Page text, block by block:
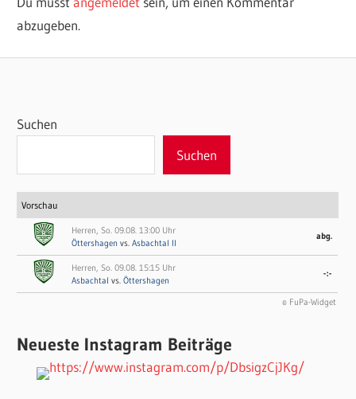
abzugeben.
Suchen
Suchen
Vorschau
Herren, So. 09.08. 13:00 Uhr
Öttershagenvs.Asbachtal II
abg.
Herren, So. 09.08. 15:15 Uhr
Asbachtal vs.Öttershagen
-:-
© FuPa-Widget
Neueste Instagram Beiträge